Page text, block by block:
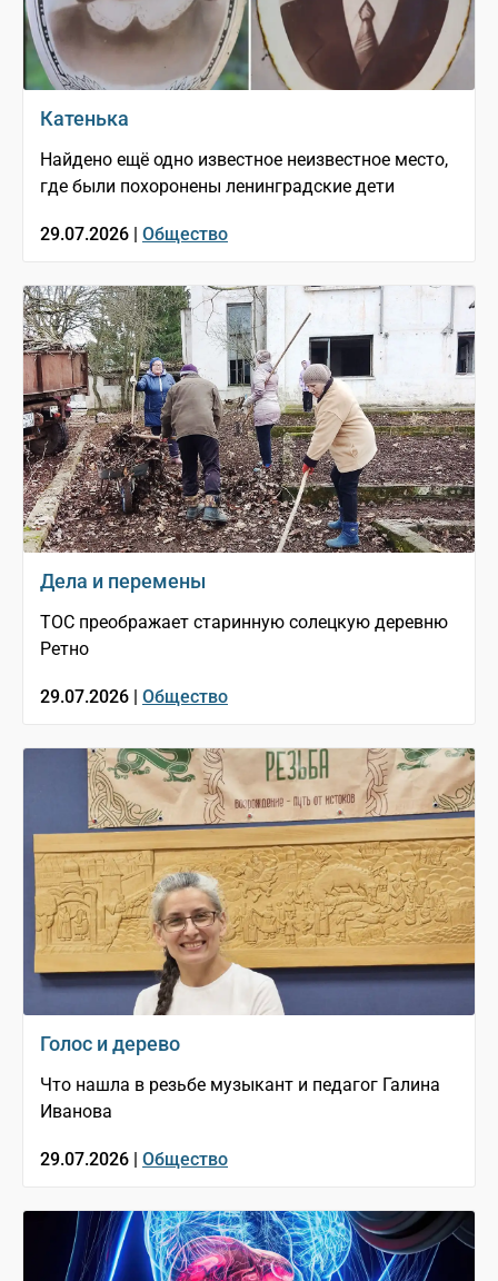
Катенька
Найдено ещё одно известное неизвестное место,
где были похоронены ленинградские дети
29.07.2026 | Общество
Дела и перемены
ТОС преображает старинную солецкую деревню
Ретно
29.07.2026 | Общество
Голос и дерево
Что нашла в резьбе музыкант и педагог Галина
Иванова
29.07.2026 | Общество